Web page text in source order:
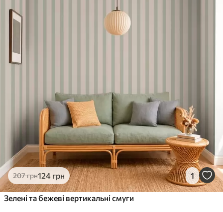
207грн124 грн 1
Зелені та бежеві вертикальні смуги